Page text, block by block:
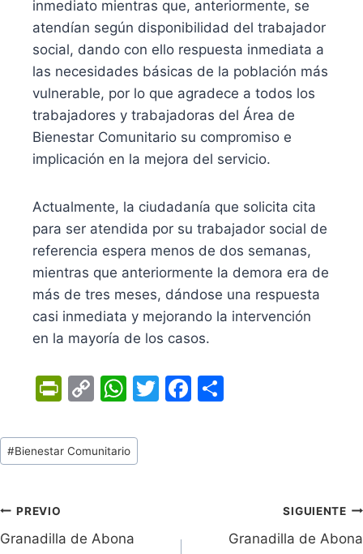
inmediato mientras que, anteriormente, se
atendían según disponibilidad del trabajador
social, dando con ello respuesta inmediata a
las necesidades básicas de la población más
vulnerable, por lo que agradece a todos los
trabajadores y trabajadoras del Área de
Bienestar Comunitario su compromiso e
implicación en la mejora del servicio.
Actualmente, la ciudadanía que solicita cita
para ser atendida por su trabajador social de
referencia espera menos de dos semanas,
mientras que anteriormente la demora era de
más de tres meses, dándose una respuesta
casi inmediata y mejorando la intervención
en la mayoría de los casos.
Pr
tF
ri
dl
C
p
y
k
W
at
s
p
T
F
Tags
de
#Bienestar Comunitario
Navegación
PREVIO
Granadilla de Abona
SIGUIENTE
Granadilla de Abona